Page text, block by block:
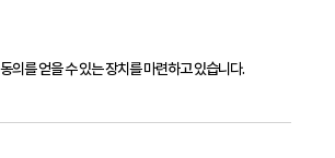
의를 얻을 수 있는 장치를 마련하고 있습니다.